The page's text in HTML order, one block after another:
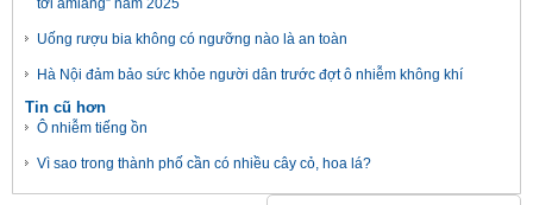
tới amiăng” năm 2025
Uống rượu bia không có ngưỡng nào là an toàn
Hà Nội đảm bảo sức khỏe người dân trước đợt ô nhiễm không khí
Tin cũ hơn
Ô nhiễm tiếng ồn
Vì sao trong thành phố cần có nhiều cây cỏ, hoa lá?